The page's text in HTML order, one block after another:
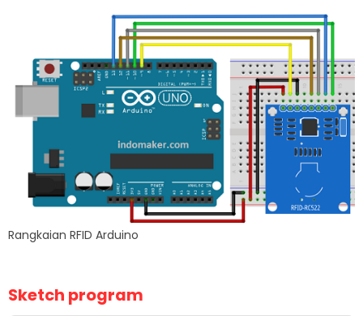
Rangkaian RFID Arduino
Sketch program